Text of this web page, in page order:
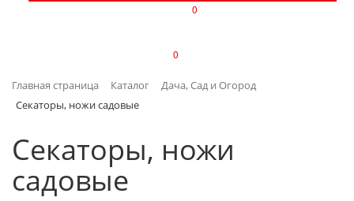
ИНТЕРЬЕР
КЛИМАТИЧЕСКАЯ ТЕХНИКА
0
0
Главная страница Каталог
Дача, Сад и Огород
Секаторы, ножи садовые
Секаторы, ножи
садовые